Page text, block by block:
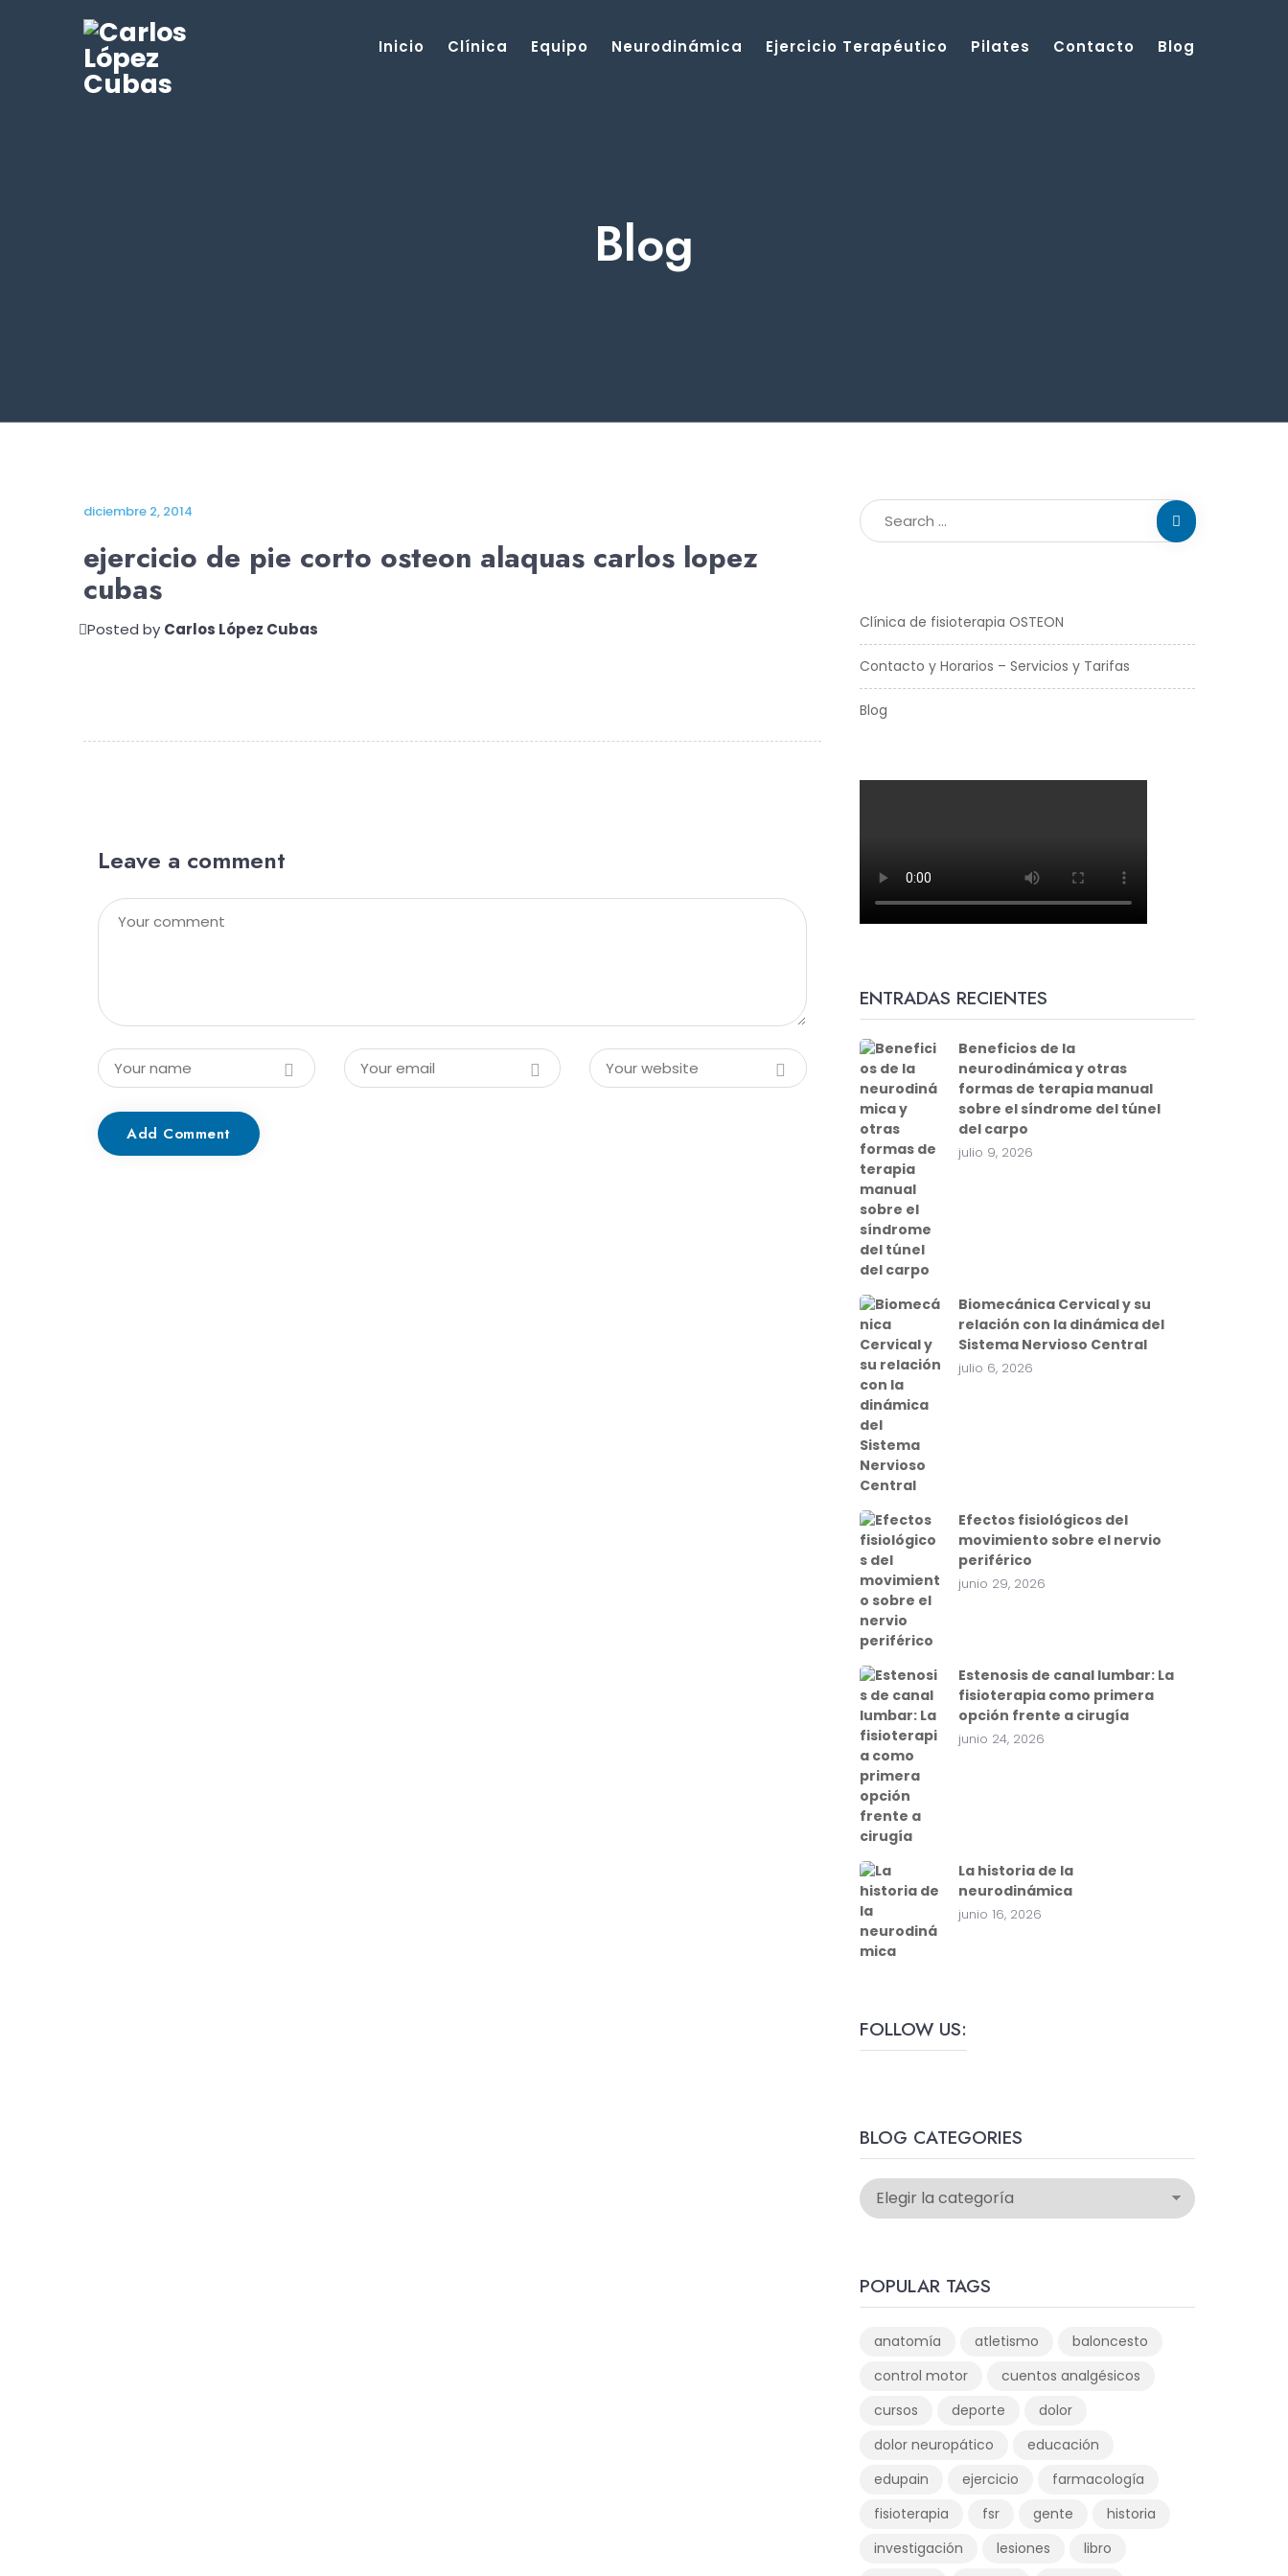
Inicio Clínica Equipo Neurodinámica Ejercicio Terapéutico Pilates Contacto Blog
Blog
diciembre 2, 2014
ejercicio de pie corto osteon alaquas carlos lopez
cubas
Posted by Carlos López Cubas
Leave a comment
Add Comment
Clínica de fisioterapia OSTEON
Contacto y Horarios – Servicios y Tarifas
Blog
ENTRADAS RECIENTES
Beneficios de la
neurodinámica y otras
formas de terapia manual
sobre el síndrome del túnel
del carpo
julio 9, 2026
Biomecánica Cervical y su
relación con la dinámica del
Sistema Nervioso Central
julio 6, 2026
Efectos fisiológicos del
movimiento sobre el nervio
periférico
junio 29, 2026
Estenosis de canal lumbar: La
fisioterapia como primera
opción frente a cirugía
junio 24, 2026
La historia de la
neurodinámica
junio 16, 2026
FOLLOW US:
BLOG CATEGORIES
POPULAR TAGS
anatomía atletismo
baloncesto
control motor
cuentos analgésicos
cursos
deporte
dolor
dolor neuropático
educación
edupain
ejercicio
farmacología
fisioterapia
fsr gente
historia
investigación
lesiones
libro